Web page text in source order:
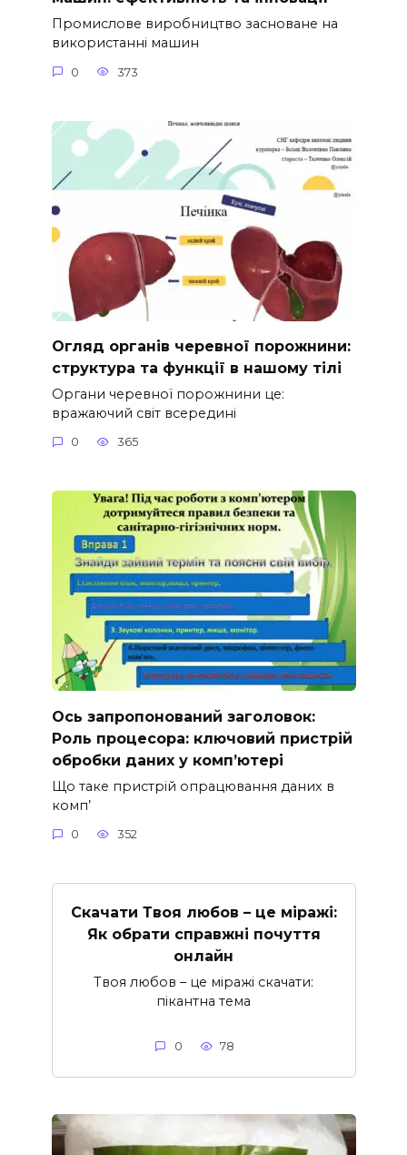
Промислове виробництво засноване на
використанні машин
0 373
Огляд органів черевної порожнини:
структура та функції в нашому тілі
Органи черевної порожнини це:
вражаючий світ всередині
0 365
Ось запропонований заголовок:
Роль процесора: ключовий пристрій
обробки даних у комп’ютері
Що таке пристрій опрацювання даних в
комп’
0 352
Скачати Твоя любов – це міражі:
Як обрати справжні почуття
онлайн
Твоя любов – це міражі скачати:
пікантна тема
0 78